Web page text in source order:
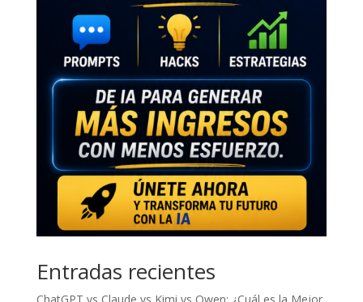
Entradas recientes